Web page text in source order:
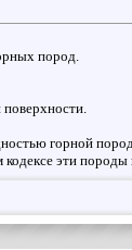
пород.
поверхности.
горной
эти